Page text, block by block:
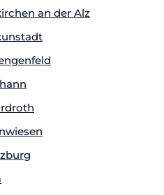
an der Alz